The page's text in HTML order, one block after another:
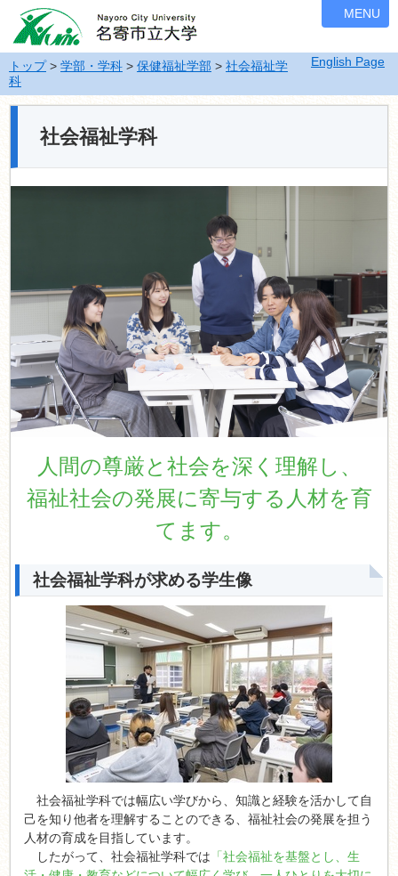
ナ
ビ
ゲ
ー
シ
ョ
English Page
MENU
トップ> 学部・学科 > 保健福祉学部 > 社会福祉学
科
社会福祉学科
人間の尊厳と社会を深く理解し、
福祉社会の発展に寄与する人材を育
てます。
社会福祉学科が求める学生像
社会福祉学科では幅広い学びから、知識と経験を活かして自
己を知り他者を理解することのできる、福祉社会の発展を担う
人材の育成を目指しています。
したがって、社会福祉学科では 「社会福祉を基盤とし、生